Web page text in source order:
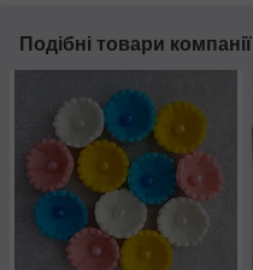
Подібні товари компанії